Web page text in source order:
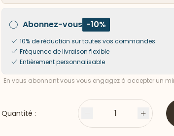
Abonnez-vous -10%
10% de réduction sur toutes vos commandes
Fréquence de livraison flexible
Entièrement personnalisable
En vous abonnant vous vous engagez à accepter un
Quantité : Moins 1 Plus